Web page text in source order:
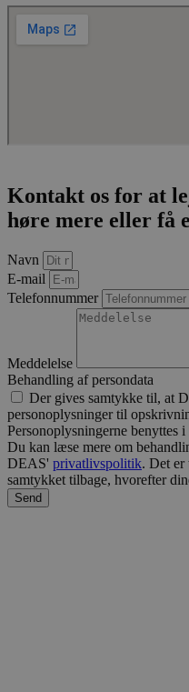
Kontakt os for at
høre mere eller få
Navn
E-mail
Telefonnummer
Meddelelse
Behandling af persondata
Der gives samtykke til, at
personoplysninger til
Personoplysningerne benyttes
Du kan læse mere om
DEAS' privatlivspolitik. Det
samtykket tilbage, hvorefter
Send